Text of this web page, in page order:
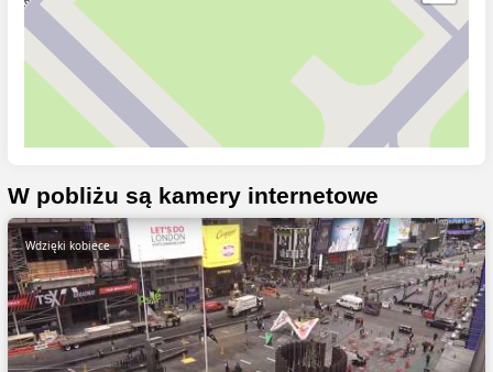
W pobliżu są kamery internetowe
Wdzięki kobiece